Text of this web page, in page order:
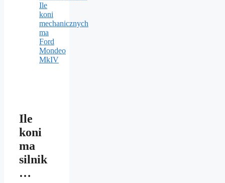
Ile
koni
mechanicznych
ma
Ford
Mondeo
MkIV
Ile
koni
ma
silnik
…